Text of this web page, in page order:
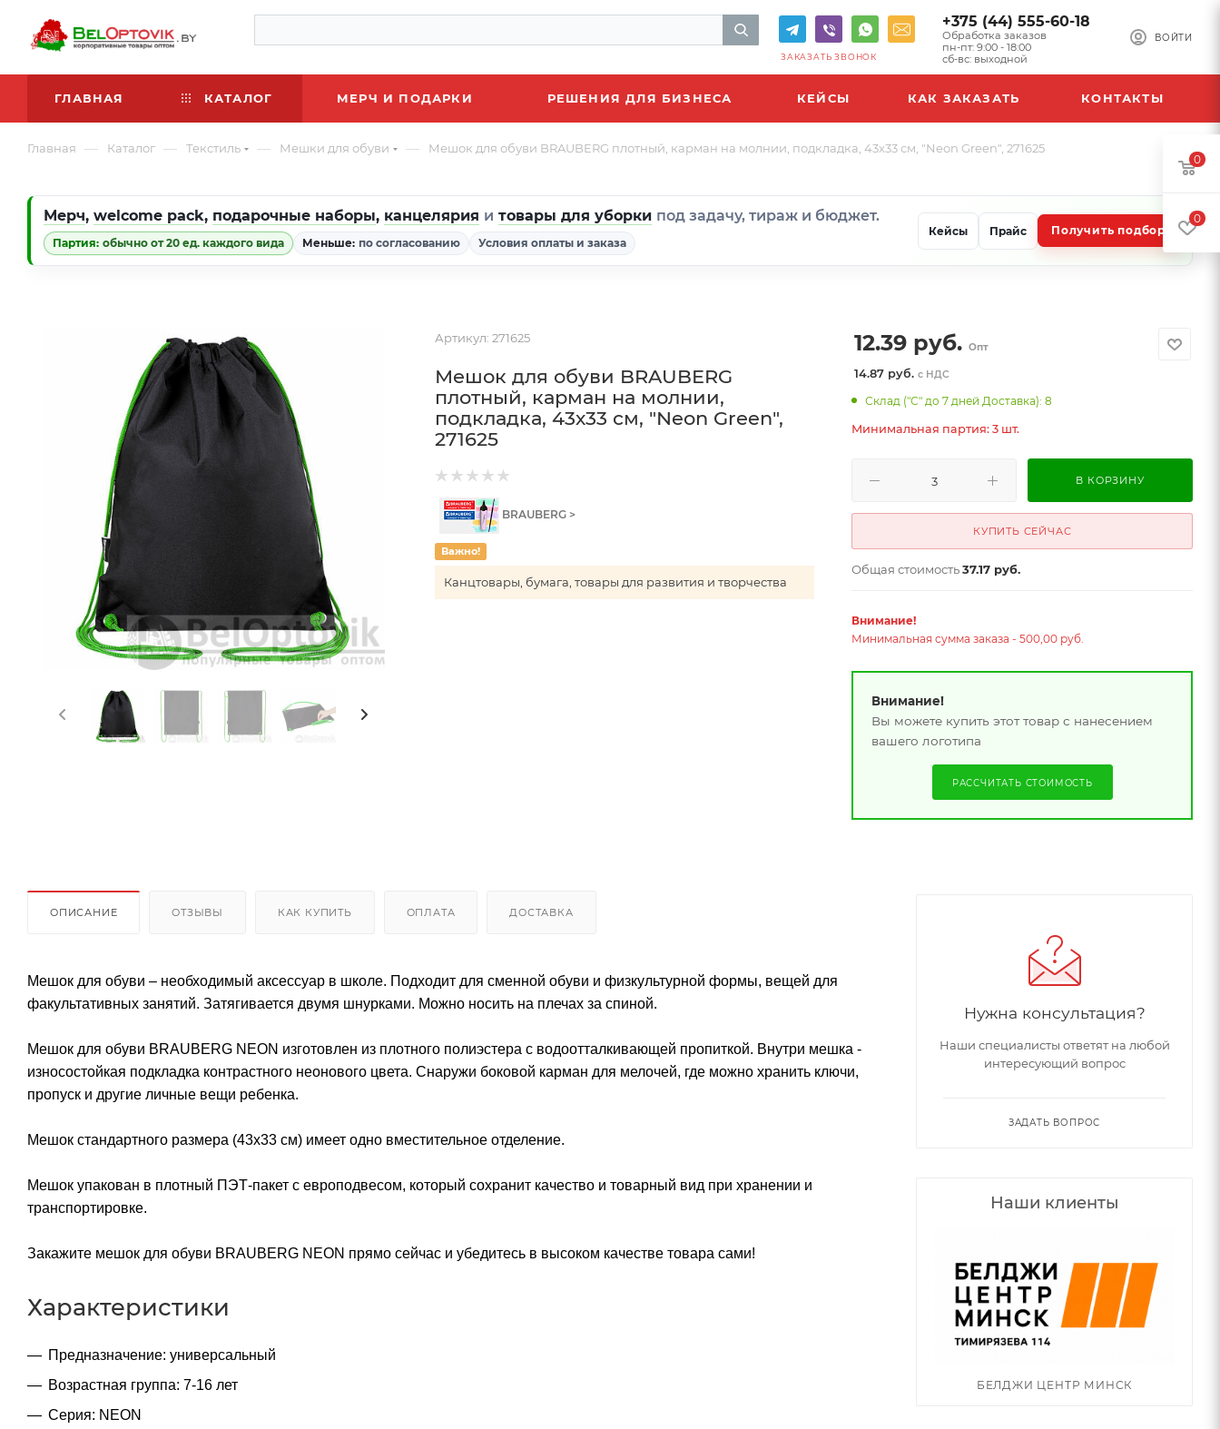
ВОЙТИ
+375 (44) 555-60-18
Обработка заказов
пн-пт: 9:00 - 18:00
сб-вс: выходной
ЗАКАЗАТЬ ЗВОНОК
ГЛАВНАЯ КАТАЛОГ МЕРЧ И ПОДАРКИ РЕШЕНИЯ ДЛЯ БИЗНЕСА КЕЙСЫ КАК ЗАКАЗАТЬ КОНТАКТЫ
Главная — Каталог — Текстиль — Мешки для обуви — Мешок для обуви BRAUBERG плотный, карман на молнии, подкладка, 43х33 см, "Neon Green", 271625
Мерч, welcome pack, подарочные наборы, канцелярия и товары для уборки под задачу, тираж и бюджет.
Партия: обычно от 20 ед. каждого вида Меньше: по согласованию Условия оплаты и заказа
Кейсы Прайс Получить подбор
Артикул: 271625
Мешок для обуви BRAUBERG
плотный, карман на молнии,
подкладка, 43х33 см, "Neon Green",
271625
BRAUBERG >
Важно!
Канцтовары, бумага, товары для развития и творчества
12.39 руб. Опт
14.87 руб.с НДС
Склад ("С" до 7 дней Доставка): 8
Минимальная партия: 3 шт.
В КОРЗИНУ
КУПИТЬ СЕЙЧАС
Общая стоимость37.17 руб.
Внимание!
Минимальная сумма заказа - 500,00 руб.
Внимание!
Вы можете купить этот товар с нанесением
вашего логотипа
РАССЧИТАТЬ СТОИМОСТЬ
ОПИСАНИЕ ОТЗЫВЫ КАК КУПИТЬ ОПЛАТА ДОСТАВКА
Мешок для обуви – необходимый аксессуар в школе. Подходит для сменной обуви и физкультурной формы, вещей для
факультативных занятий. Затягивается двумя шнурками. Можно носить на плечах за спиной.
Мешок для обуви BRAUBERG NEON изготовлен из плотного полиэстера с водоотталкивающей пропиткой. Внутри мешка -
износостойкая подкладка контрастного неонового цвета. Снаружи боковой карман для мелочей, где можно хранить ключи,
пропуск и другие личные вещи ребенка.
Мешок стандартного размера (43х33 см) имеет одно вместительное отделение.
Мешок упакован в плотный ПЭТ-пакет с европодвесом, который сохранит качество и товарный вид при хранении и
транспортировке.
Закажите мешок для обуви BRAUBERG NEON прямо сейчас и убедитесь в высоком качестве товара сами!
Характеристики
Предназначение: универсальный
Возрастная группа: 7-16 лет
Серия: NEON
Нужна консультация?
Наши специалисты ответят на любой
интересующий вопрос
ЗАДАТЬ ВОПРОС
Наши клиенты
БЕЛДЖИ ЦЕНТР МИНСК
0
0